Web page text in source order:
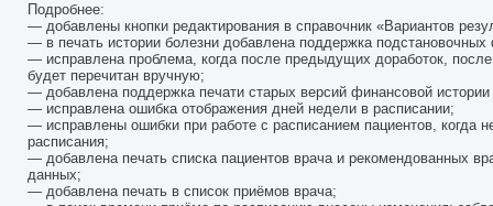
Подробнее:
— добавлены кнопки редактирования в справочник «Вариантов
— в печать истории болезни добавлена поддержка подстановочных
— исправлена проблема, когда после предыдущих доработок,
будет перечитан вручную;
— добавлена поддержка печати старых версий финансовой
— исправлена ошибка отображения дней недели в расписании;
— исправлены ошибки при работе с расписанием пациентов, когда
расписания;
— добавлена печать списка пациентов врача и рекомендованных
данных;
— добавлена печать в список приёмов врача;